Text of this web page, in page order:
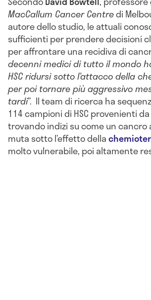
MacCallum Cancer Centredi
autore dello studio, le attuali
sufficienti per prendere decisioni
per affrontare una recidiva di
decenni medici di tutto il mondo
HSC ridursi sotto l’attacco della
per poi tornare più aggressivo
tardi”. Il team di ricerca ha
114 campioni di HSC provenienti
trovando indizi su come un cancro
muta sotto l’effetto della
molto vulnerabile, poi altamente